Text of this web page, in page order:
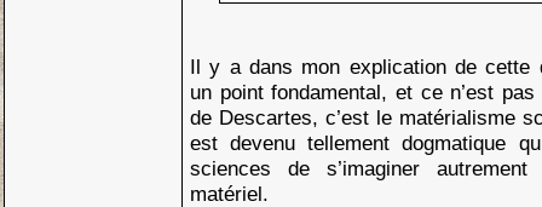
Il y a dans mon explication de cette
un point fondamental, et ce n’est
de Descartes, c’est le matérialisme
est devenu tellement dogmatique
sciences de s’imaginer
matériel.